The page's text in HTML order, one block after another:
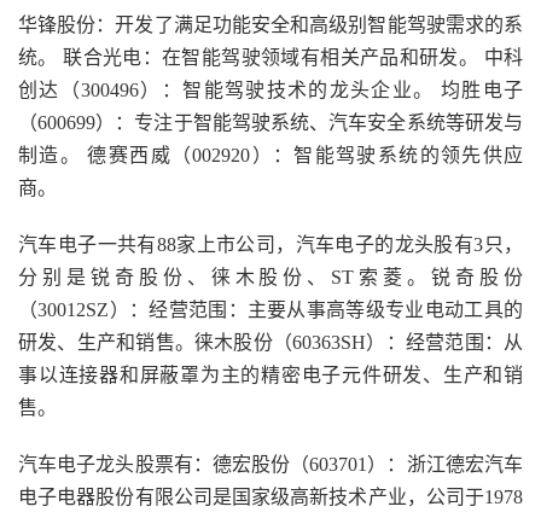
华锋股份：开发了满足功能安全和高级别智能驾驶需求的系
统。 联合光电：在智能驾驶领域有相关产品和研发。 中科
创达（300496）：智能驾驶技术的龙头企业。 均胜电子
（600699）：专注于智能驾驶系统、汽车安全系统等研发与
制造。 德赛西威（002920）：智能驾驶系统的领先供应
商。
汽车电子一共有88家上市公司，汽车电子的龙头股有3只，
分别是锐奇股份、徕木股份、ST索菱。锐奇股份
（30012SZ）：经营范围：主要从事高等级专业电动工具的
研发、生产和销售。徕木股份（60363SH）：经营范围：从
事以连接器和屏蔽罩为主的精密电子元件研发、生产和销
售。
汽车电子龙头股票有：德宏股份（603701）：浙江德宏汽车
电子电器股份有限公司是国家级高新技术产业，公司于1978